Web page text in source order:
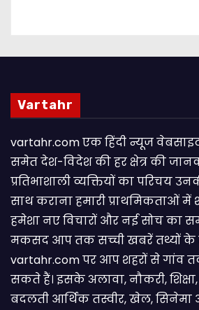
Vartahr
vartahr.com एक हिंदी न्यूज
समेत देश-विदेश की हर क्षेत्र की
प्रतिभाशाली व्यक्तियों का परिचय
साथ कराना हमारी प्राथमिकताओं में
हमेशा नए विचारों और नई सोच का
मकसद आप तक सच्ची खबरें तथ्यों के
vartahr.com पर आप शहरों से गांव
सकते हैं। इसके अलावा, नौकरी,
बदलती आर्थिक तस्वीर, खेल,